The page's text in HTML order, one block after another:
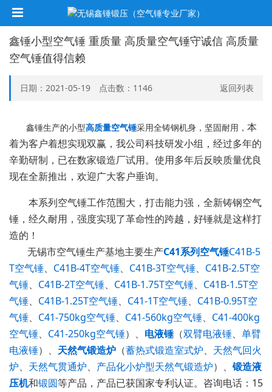
鑫锤小型空气锤 重质量 高质量空气锤守诚信 高质量
空气锤值得信赖
日期：2021-05-19 点击数： 1146 返回列表
鑫锤生产的小型高质量空气锤采用全铸钢机身，坚固耐用， 本
着为客户着想实现双赢，我公司科技研发小组，经过多年的
辛勤研制，已在数家锻造厂试用。使用多年后反映质量优良
现在全新推出，欢迎广大客户垂询。
本系列空气锤工作范围大，打击能力强，全新铸钢空气
锤，经久耐用，强度实现了革命性的跨越，好锤就是这样打
造的！
无锡市空气锤生产基地主要生产C41系列空气锤C41B-5
T空气锤、 C41B-4T空气锤、 C41B-3T空气锤、 C41B-2.5T空
气锤、 C41B-2T空气锤、 C41B-1.75T空气锤、 C41B-1.5T空
气锤、 C41B-1.25T空气锤、 C41-1T空气锤、 C41B-0.95T空
气锤、 C41-750kg空气锤、 C41-560kg空气锤、 C41-400kg
空气锤、 C41-250kg空气锤）、 电液锤 （双臂电液锤、 单臂
电液锤）、 天然气锻造炉 （蓄热式锻造室式炉、 天然气回火
炉、 天然气贯通炉、 产品化小炉型天然气锻造炉）、 锻造液
压机和锻圆等产品，产品已获国家专利认证。咨询电话：15